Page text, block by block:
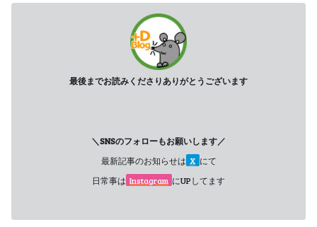
最後までお読みくださりありがとうございます
＼SNSのフォローもお願いします／
最新記事のお知らせは X にて
日常事は Instagram にUPしてます